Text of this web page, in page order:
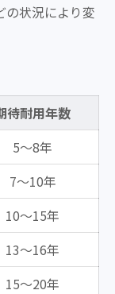
の状況により変
待耐用年数
5～8年
7～10年
10～15年
13～16年
15～20年